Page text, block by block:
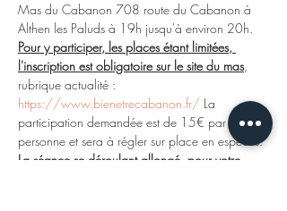
Mas du Cabanon 708 route du Cabanon à
Althen les Paluds à 19h jusqu'à environ 20h.
Pour y participer, les places étant limitées,
l'inscription est obligatoire sur le site du mas,
rubrique actualité :
https://www.bienetrecabanon.fr/ La
participation demandée est de 15€ par
personne et sera à régler sur place en espèces.
La séance se déroulant allongé, pour votre